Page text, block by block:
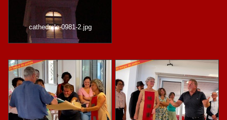
cathedrale-0981-2.jpg